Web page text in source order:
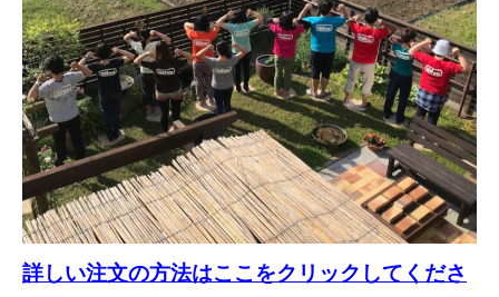
詳しい注文の方法はここをクリックしてくださ